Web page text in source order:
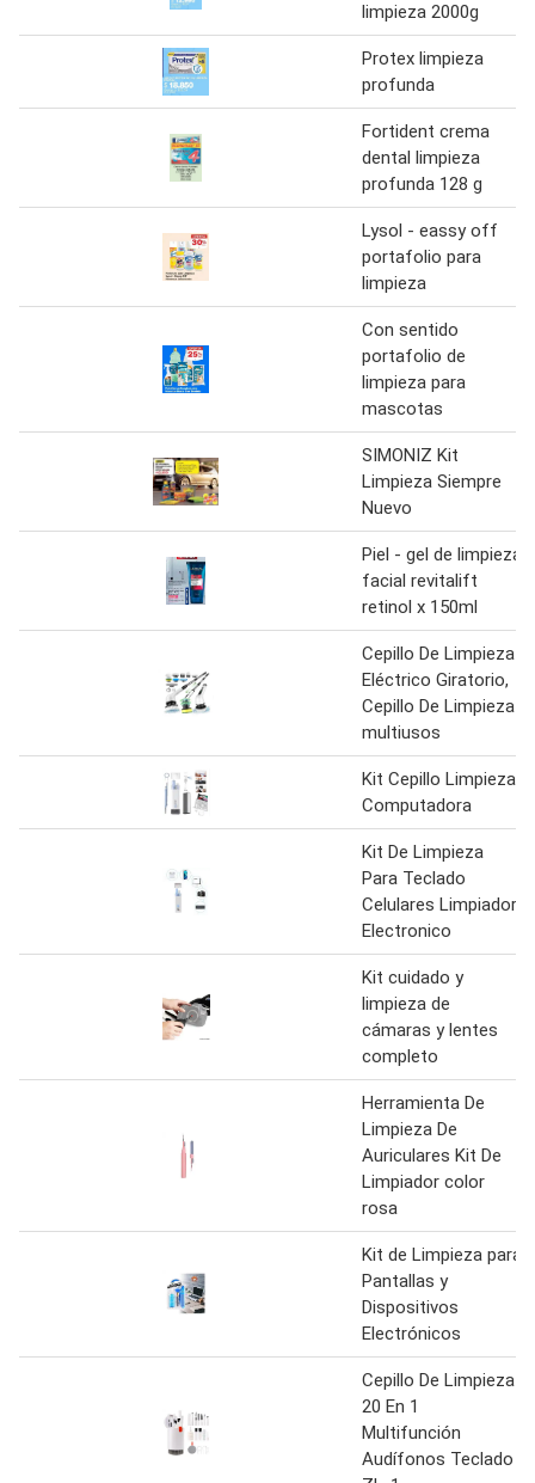
limpieza 2000g
Protex limpieza
profunda
Fortident crema
dental limpieza
profunda 128 g
Lysol - eassy off
portafolio para
limpieza
Con sentido
portafolio de
limpieza para
mascotas
SIMONIZ Kit
Limpieza Siempre
Nuevo
Piel - gel de limpieza
facial revitalift
retinol x 150ml
Cepillo De Limpieza
Eléctrico Giratorio,
Cepillo De Limpieza
multiusos
Kit Cepillo Limpieza
Computadora
Kit De Limpieza
Para Teclado
Celulares Limpiador
Electronico
Kit cuidado y
limpieza de
cámaras y lentes
completo
Herramienta De
Limpieza De
Auriculares Kit De
Limpiador color
rosa
Kit de Limpieza para
Pantallas y
Dispositivos
Electrónicos
Cepillo De Limpieza
20 En 1
Multifunción
Audífonos Teclado